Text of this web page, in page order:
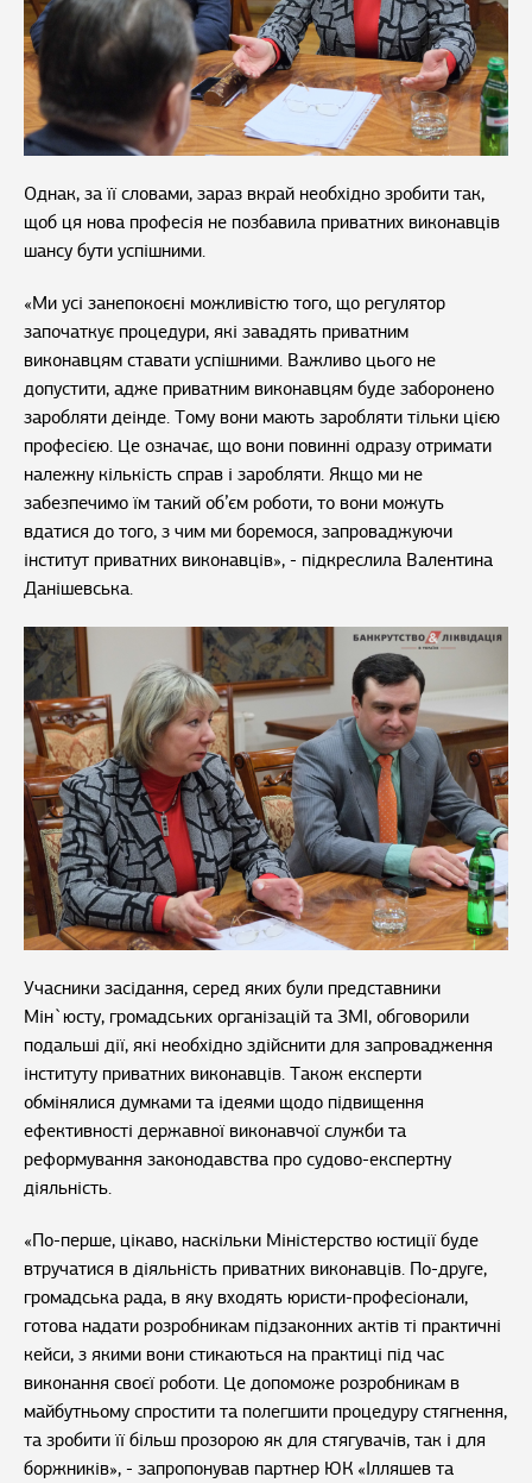
Однак, за її словами, зараз вкрай необхідно зробити так,
щоб ця нова професія не позбавила приватних виконавців
шансу бути успішними.
«Ми усі занепокоєні можливістю того, що регулятор
започаткує процедури, які завадять приватним
виконавцям ставати успішними. Важливо цього не
допустити, адже приватним виконавцям буде заборонено
заробляти деінде. Тому вони мають заробляти тільки цією
професією. Це означає, що вони повинні одразу отримати
належну кількість справ і заробляти. Якщо ми не
забезпечимо їм такий об’єм роботи, то вони можуть
вдатися до того, з чим ми боремося, запроваджуючи
інститут приватних виконавців», - підкреслила Валентина
Данішевська.
Учасники засідання, серед яких були представники
Мін`юсту, громадських організацій та ЗМІ, обговорили
подальші дії, які необхідно здійснити для запровадження
інституту приватних виконавців. Також експерти
обмінялися думками та ідеями щодо підвищення
ефективності державної виконавчої служби та
реформування законодавства про судово-експертну
діяльність.
«По-перше, цікаво, наскільки Міністерство юстиції буде
втручатися в діяльність приватних виконавців. По-друге,
громадська рада, в яку входять юристи-професіонали,
готова надати розробникам підзаконних актів ті практичні
кейси, з якими вони стикаються на практиці під час
виконання своєї роботи. Це допоможе розробникам в
майбутньому спростити та полегшити процедуру стягнення,
та зробити її більш прозорою як для стягувачів, так і для
боржників», - запропонував партнер ЮК «Ілляшев та